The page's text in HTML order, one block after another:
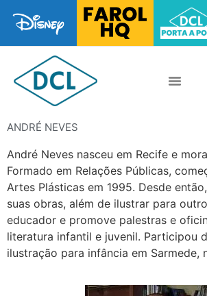
ANDRÉ NEVES
André Neves nasceu em Recife e
Formado em Relações Públicas,
Artes Plásticas em 1995. Desde
suas obras, além de ilustrar para
educador e promove palestras e
literatura infantil e juvenil. Participou
ilustração para infância em Sarmede,